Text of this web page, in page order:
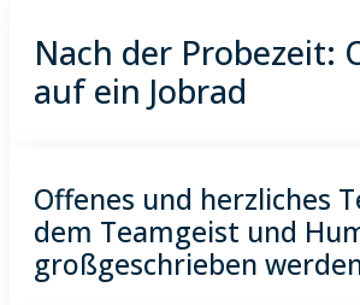
Nach der Probezeit:
auf ein Jobrad
Offenes und herzliches
dem Teamgeist und
großgeschrieben